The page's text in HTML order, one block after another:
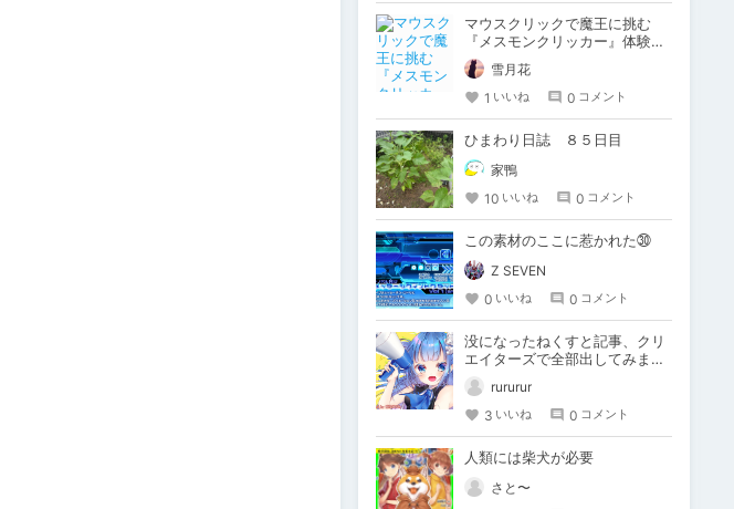
マウスクリックで魔王に挑む
『メスモンクリッカー』体験版
プレイしてみた
雪月花
1 いいね 0 コメント
ひまわり日誌 ８５日目
家鴨
10 いいね 0 コメント
この素材のここに惹かれた㉚
Z SEVEN
0 いいね 0 コメント
没になったねくすと記事、クリ
エイターズで全部出してみま
す。
rururur
3 いいね 0 コメント
人類には柴犬が必要
さと〜